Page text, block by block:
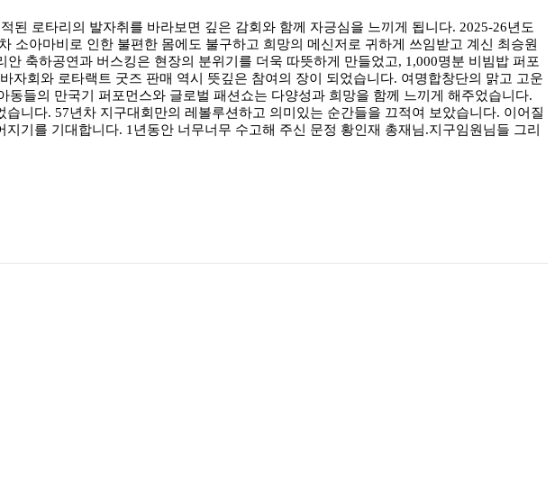
로타리의 발자취를 바라보면 깊은 감회와 함께 자긍심을 느끼게 됩니다. 2025-26년도
아마비로 인한 불편한 몸에도 불구하고 희망의 메신저로 귀하게 쓰임받고 계신 최승원
축하공연과 버스킹은 현장의 분위기를 더욱 따뜻하게 만들었고, 1,000명분 비빔밥 퍼포
회와 로타랙트 굿즈 판매 역시 뜻깊은 참여의 장이 되었습니다. 여명합창단의 맑고 고운
들의 만국기 퍼포먼스와 글로벌 패션쇼는 다양성과 희망을 함께 느끼게 해주었습니다.
니다. 57년차 지구대회만의 레볼루션하고 의미있는 순간들을 끄적여 보았습니다. 이어질
기를 기대합니다. 1년동안 너무너무 수고해 주신 문정 황인재 총재님.지구임원님들 그리